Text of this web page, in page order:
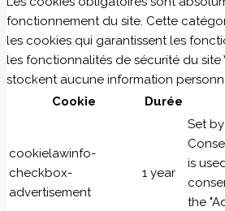
fonctionnement du site. Cette
les cookies qui garantissent les
les fonctionnalités de sécurité du site
stockent aucune information
Cookie
Durée
cookielawinfo-
checkbox-
advertisement
1 year
Set
is
the